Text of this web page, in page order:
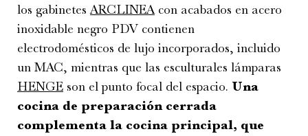
los gabinetesARCLINEAcon acabados en acero
inoxidable negro PDV contienen
electrodomésticos de lujo incorporados, incluido
un MAC, mientras que las esculturales lámparas
HENGE son el punto focal del espacio. Una
cocina de preparación cerrada
complementa la cocina principal, que